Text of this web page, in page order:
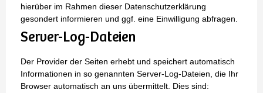
hierüber im Rahmen dieser Datenschutzerklärung
gesondert informieren und ggf. eine Einwilligung abfragen.
Server-Log-Dateien
Der Provider der Seiten erhebt und speichert automatisch
Informationen in so genannten Server-Log-Dateien, die Ihr
Browser automatisch an uns übermittelt. Dies sind: